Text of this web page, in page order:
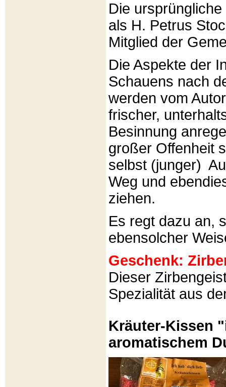
Die
als H. Petrus
Mitglied der
Die Aspekte der
Schauens nach
werden vom
frischer,
Besinnung
großer Offenheit
selbst (junger)
Weg und
ziehen.
Es regt dazu an,
ebensolcher
Geschenk:
Dieser
Spezialität aus
Kräuter-Kissen
aromatischem